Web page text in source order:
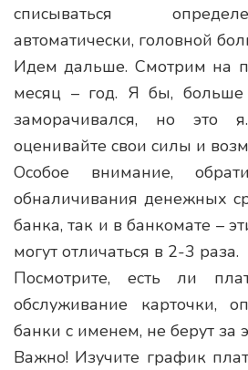
списываться
автоматически, головной
Идем дальше. Смотрим на
месяц – год. Я бы, больше
заморачивался, но
оценивайте свои силы и
Особое внимание,
обналичивания денежных
банка, так и в банкомате –
могут отличаться в 2-3 раза.
Посмотрите, есть ли
обслуживание карточки,
банки с именем, не берут за
Важно! Изучите график